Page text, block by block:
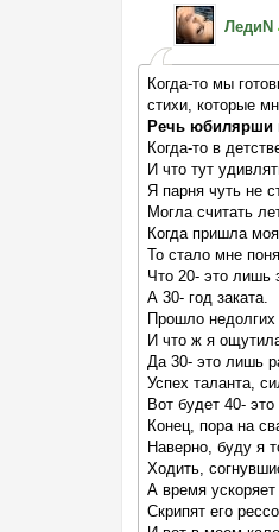
ЛедиN
Когда-то мы
стихи, которые
Речь юбилярши
Когда-то в
И что тут
Я парня чуть не
Могла считать
Когда пришла моя
То стало мне
Что 20- это лишь
А 30- год заката.
Прошло недолгих
И что ж я
Да 30- это лишь
Успех таланта,
Вот будет 40- это
Конец, пора на
Наверно, буду я
Ходить,
А время ускоряет
Скрипят его